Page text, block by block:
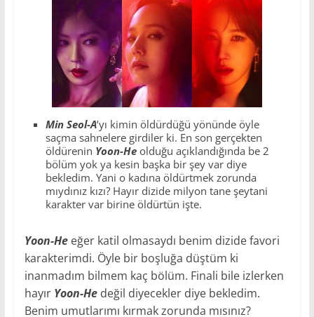
Min Seol-A’yı kimin öldürdüğü yönünde öyle
saçma sahnelere girdiler ki. En son gerçekten
öldürenin Yoon-Heolduğu açıklandığında be 2
bölüm yok ya kesin başka bir şey var diye
bekledim. Yani o kadına öldürtmek zorunda
mıydınız kızı? Hayır dizide milyon tane şeytani
karakter var birine öldürtün işte.
Yoon-Heeğer katil olmasaydı benim dizide favori
karakterimdi. Öyle bir boşluğa düştüm ki
inanmadım bilmem kaç bölüm. Finali bile izlerken
hayırYoon-Hedeğil diyecekler diye bekledim.
Benim umutlarımı kırmak zorunda mısınız?